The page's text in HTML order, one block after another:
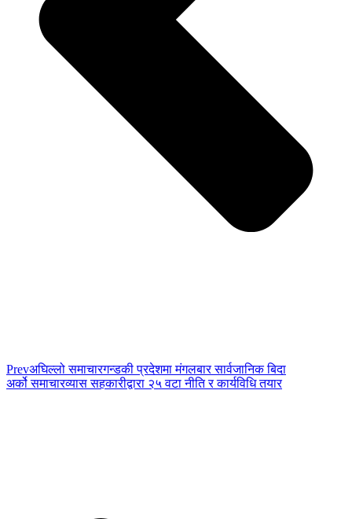
Prevअघिल्लो समाचारगन्डकी प्रदेशमा मंगलबार सार्वजानिक बिदा
अर्को समाचारव्यास सहकारीद्वारा २५ वटा नीति र कार्यविधि तयार